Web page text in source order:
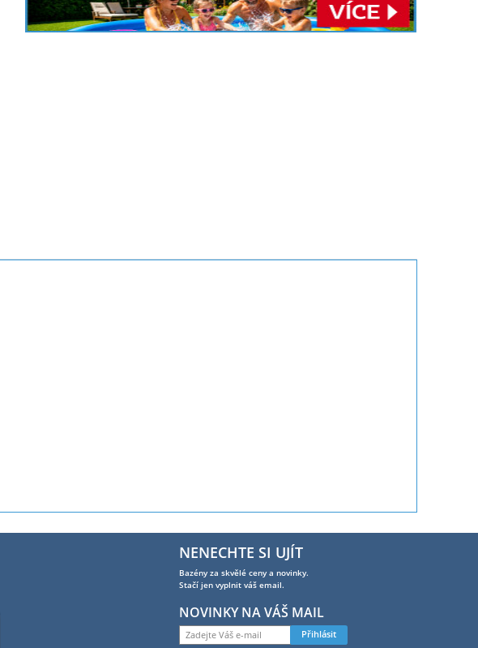
NENECHTE SI UJÍT
Bazény za skvělé ceny a novinky.
Stačí jen vyplnit váš email.
NOVINKY NA VÁŠ MAIL
Přihlásit